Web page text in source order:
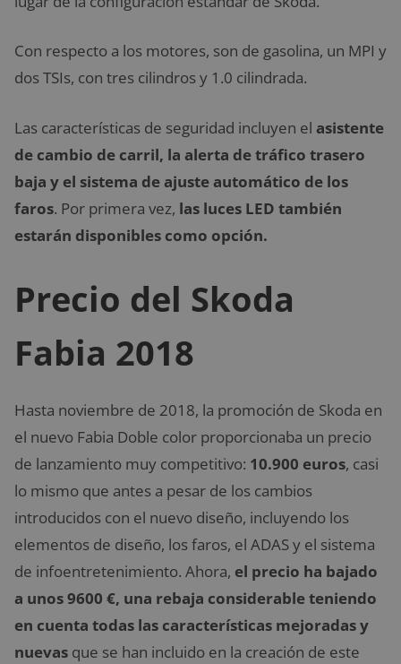
Con respecto a los motores, son de gasolina, un MPI y
dos TSIs, con tres cilindros y 1.0 cilindrada.
Las características de seguridad incluyen el asistente
de cambio de carril, la alerta de tráfico trasero
baja y el sistema de ajuste automático de los
faros. Por primera vez, las luces LED también
estarán disponibles como opción.
Precio del Skoda
Fabia 2018
Hasta noviembre de 2018, la promoción de Skoda en
el nuevo Fabia Doble color proporcionaba un precio
de lanzamiento muy competitivo: 10.900 euros, casi
lo mismo que antes a pesar de los cambios
introducidos con el nuevo diseño, incluyendo los
elementos de diseño, los faros, el ADAS y el sistema
de infoentretenimiento. Ahora, el precio ha bajado
a unos 9600 €, una rebaja considerable teniendo
en cuenta todas las características mejoradas y
nuevas que se han incluido en la creación de este